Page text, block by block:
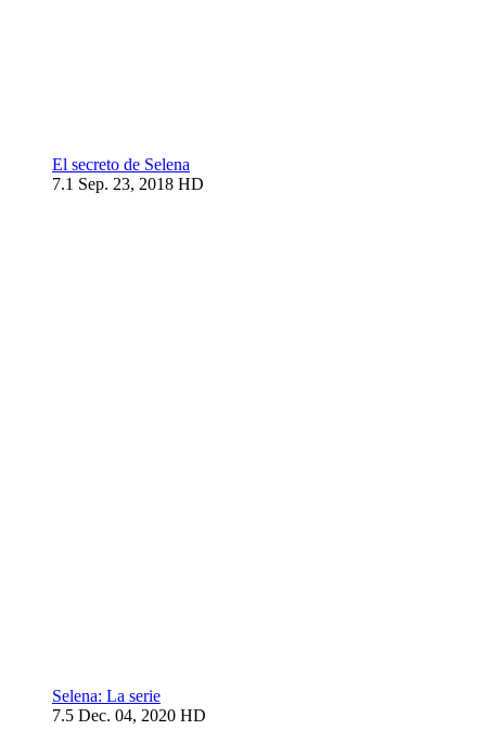
El secreto de Selena
7.1 Sep. 23, 2018 HD
Selena: La serie
7.5 Dec. 04, 2020 HD